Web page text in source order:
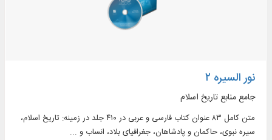
نور السیره ۲
جامع منابع تاریخ اسلام
متن کامل ۸۳ عنوان کتاب فارسی و عربی در ۴۱۰ جلد در زمینه: تاریخ اسلام،
سیره نبوی، حاکمان و پادشاهان، جغرافیای بلاد، انساب و ...